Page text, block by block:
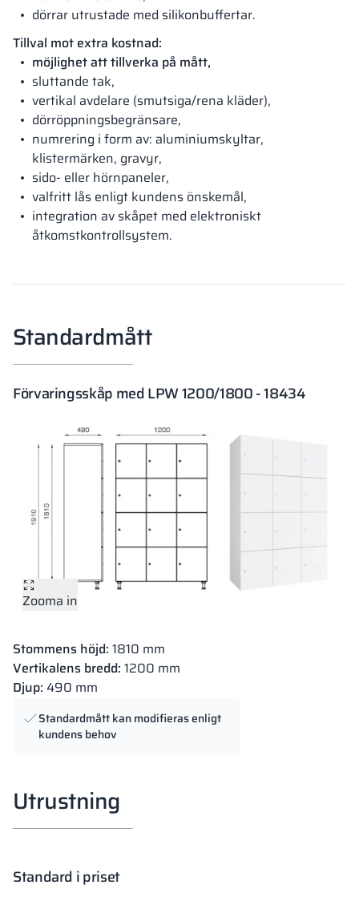
dörrar utrustade med silikonbuffertar.
Tillval mot extra kostnad:
möjlighet att tillverka på mått,
sluttande tak,
vertikal avdelare (smutsiga/rena kläder),
dörröppningsbegränsare,
numrering i form av: aluminiumskyltar,
klistermärken, gravyr,
sido- eller hörnpaneler,
valfritt lås enligt kundens önskemål,
integration av skåpet med elektroniskt
åtkomstkontrollsystem.
Standardmått
Förvaringsskåp med LPW 1200/1800 - 18434
Zooma in
Stommens höjd: 1810 mm
Vertikalens bredd: 1200 mm
Djup: 490 mm
Standardmått kan modifieras enligt
kundens behov
Utrustning
Standard i priset